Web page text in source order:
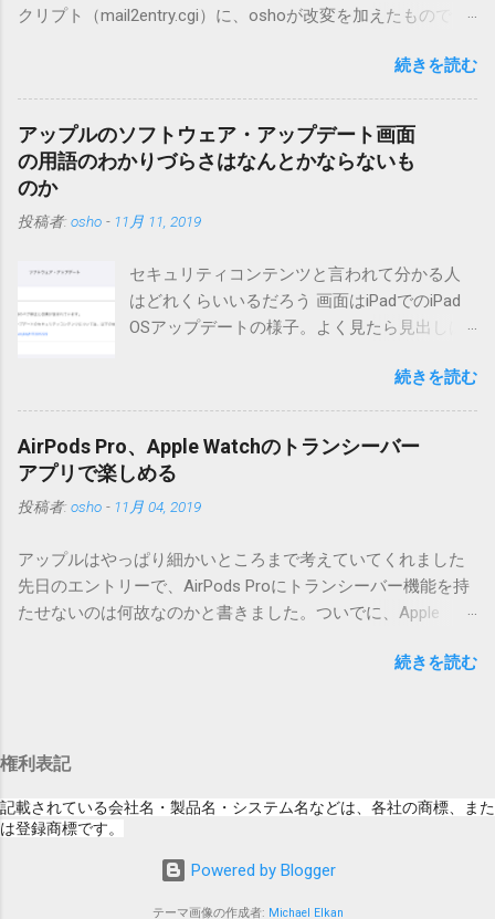
クリプト（mail2entry.cgi）に、oshoが改変を加えたもので
ーも出来ます。 バージョン0.5.3以降の動作確認はMT3.11で行
っています。0.5.2まではMT2.661で確認していました。0.5.3以
降もたぶん動くと思います。 現在のバージョンは0.5.3です。
（2004/12/4リリース）※0.6.3を公開しています。まだ心配な
点が多いため、こちらにはリンクしていません。安定を求め
る方は0.5.3を、新版の機能が必要な方は0.6.3をご利用くださ
い。 こちら からどうぞ。 0.3.6までのバージョンに、エント
版へのアップデートを強くお勧めしてます。 mail-entry.zipを
ダウンロードするにはここをクリックしてください。
（Windowsから解凍したフォルダを見ると「_MACOSX」とい
りませんので無視してください。MacOS XでZIP圧縮している
ため、Mac独自のファイル情報が含まれてしまうようで
す。） Ver.0.3.0以降用の差分ファイルはこちら 。ZIP圧縮して
まとめてあります。いまのバージョン番号と同じバージョン
合は一つずつ順に適用していく必要があります。0.5.0以降
ません。改造してる方向けに、バージョンアップポイントを
お知らせするのが主な目的となっています。 まずはどんなふ
うに使うものか説明し、設置方法は後述します。 使い方 メー
ル本文の1行目にauthor（投稿者）を、2行目にカテゴリを、
追記項目（extend）として扱われますので、必要に応じて指
ん。また、<>の中の文字は、設...
続きを読む
アップルのソフトウェア・アップデート画面
の用語のわかりづらさはなんとかならないも
のか
投稿者: osho - 11月 11, 2019
セキュリティコンテンツと言われて分かる人
はどれくらいいるだろう 画面はiPadでのiPad
OSアップデートの様子。よく見たら見出しは
の名前としてはいまだにiOSのままとか、そん
な理由じゃないでしょうね。 それは混乱のも
ア・アップデートのセキュリティコンテンツ
については、以下のWebサイトをご覧くださ
い」の部分。 セキュリティコンテンツ…？ こ
す。人によってはここで悩んだ結果、アップ
デートをしない人も出てきそうですよ。アッ
プデートに限らず、分からないけどやってみ
が多いと思います。経験上の感覚ですけれ
定アイコンにアップデートがある旨のバッヂ
かもしれません） さらにさらに。スクショの
iPad OS 13.2.2ですが、公開から数日たった今
日、当該ページにアクセスした結果が以下の
続きを読む
AirPods Pro、Apple Watchのトランシーバー
アプリで楽しめる
投稿者: osho - 11月 04, 2019
アップルはやっぱり細かいところまで考えていてくれました
先日のエントリーで、AirPods Proにトランシーバー機能を持
たせないのは何故なのかと書きました。ついでに、Apple
はiPhoneに接続してるから使えないじゃん云々を書いたので
Watchでトランシーバーアプリを起動すると、AirPodsはトラ
ンシーバーのために機能するようになります。Apple Watchの
画面上にある送信ボタン（黄色い大きな丸）を押している
て相手のApple Watchへ送信してくれます。相手が同様にして
話したことは、AirPodsから聞こえてきます。 何も設定しなく
続きを読む
権利表記
記載されている会社名・製品名・システム名などは、各社の商標、また
は登録商標です。
Powered by Blogger
テーマ画像の作成者: Michael Elkan